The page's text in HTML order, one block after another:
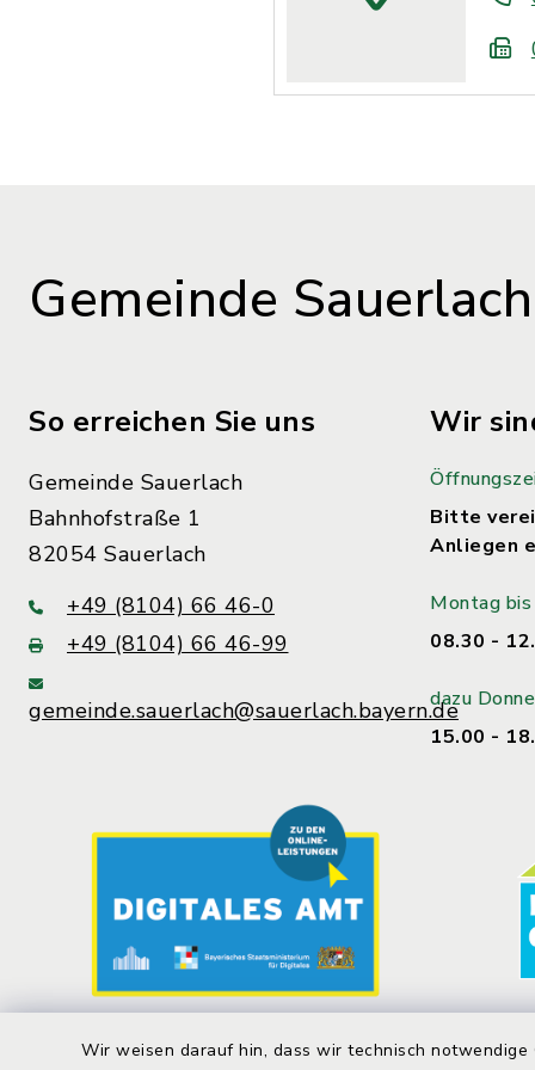
Wir weisen darauf hin, dass wir technisch
Gemeinde Sauerlach
So erreichen Sie uns
Gemeinde Sauerlach
Bahnhofstraße 1
82054 Sauerlach
+49 (8104) 66 46-0
+49 (8104) 66 46-99
gemeinde.sauerlach@sauerlach.bayern.de
Wir
Bitte
Anliegen
Montag
08.30 -
dazu
15.00 -